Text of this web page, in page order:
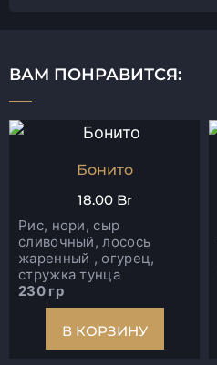
ВАМ ПОНРАВИТСЯ:
Бонито
18.00 Br
Рис, нори, сыр
сливочный, лосось
жаренный , огурец,
стружка тунца
230 гр
В КОРЗИНУ